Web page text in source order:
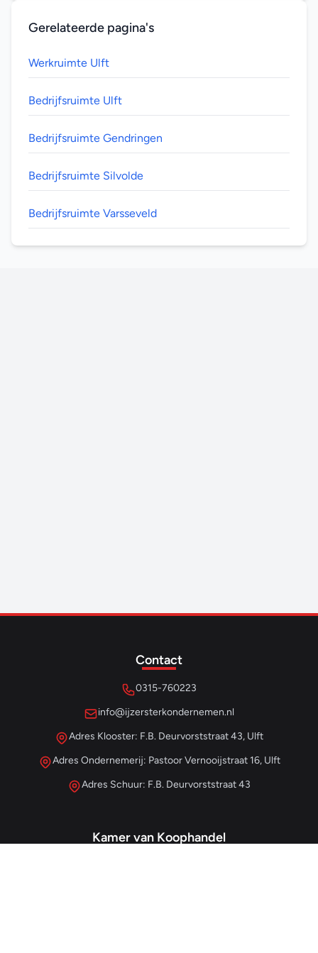
Gerelateerde pagina's
Werkruimte Ulft
Bedrijfsruimte Ulft
Bedrijfsruimte Gendringen
Bedrijfsruimte Silvolde
Bedrijfsruimte Varsseveld
Contact
0315-760223
info@ijzersterkondernemen.nl
Adres Klooster: F.B. Deurvorststraat 43, Ulft
Adres Ondernemerij: Pastoor Vernooijstraat 16, Ulft
Adres Schuur: F.B. Deurvorststraat 43
Kamer van Koophandel